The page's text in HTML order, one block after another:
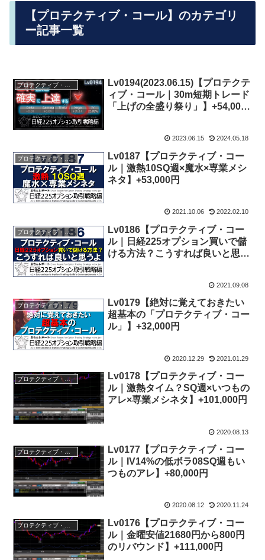
【プロテクティブ・コール】のカテゴリ
ー記事一覧
プロテクティブ・コール
Lv0194(2023.06.15)【プロテクテ
ィブ・コール｜30m短期トレード
「上げの全盛り祭り」】+54,000
2023.06.15 2024.05.18
プロテクティブ・コール
Lv0187【プロテクティブ・コー
ル｜激熱10SQ週×魔水×専業メシ
ネタ】+53,000円
2021.10.06 2022.02.10
プロテクティブ・コール
Lv0186【プロテクティブ・コー
ル｜日経225オプション買いで儲
ける方法？こうすれば良いと思う
2021.09.08
プロテクティブ・コール
Lv0179【絶対に覚えておきたい
超基本の「プロテクティブ・コー
ル」】+32,000円
2020.12.29 2021.01.29
プロテクティブ・コール
Lv0178【プロテクティブ・コー
ル｜激熱タイム？SQ週×いつもの
アレ×専業メシネタ】+101,000円
2020.08.13
プロテクティブ・コール
Lv0177【プロテクティブ・コー
ル｜IV14%の低ボラ08SQ週もい
つものアレ】+80,000円
2020.08.12 2020.11.24
Lv0176【プロテクティブ・コー
ル｜金曜安値21680円から800円
のリバウンド】+111,000円